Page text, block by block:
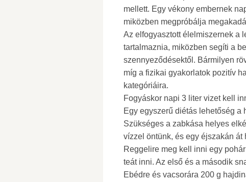
mellett. Egy vékony embernek
miközben megpróbálja
Az elfogyasztott élelmiszernek a
tartalmaznia, miközben segíti a
szennyeződésektől. Bármilyen
míg a fizikai gyakorlatok pozitív
kategóriáira.
Fogyáskor napi 3 liter vizet kell
Egy egyszerű diétás lehetőség
Szükséges a zabkása helyes
vízzel öntünk, és egy éjszakán át
Reggelire meg kell inni egy
teát inni. Az első és a második
Ebédre és vacsorára 200 g